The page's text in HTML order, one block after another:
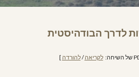
לדרך הבודהיסטית
לקריאה / להורדה ]